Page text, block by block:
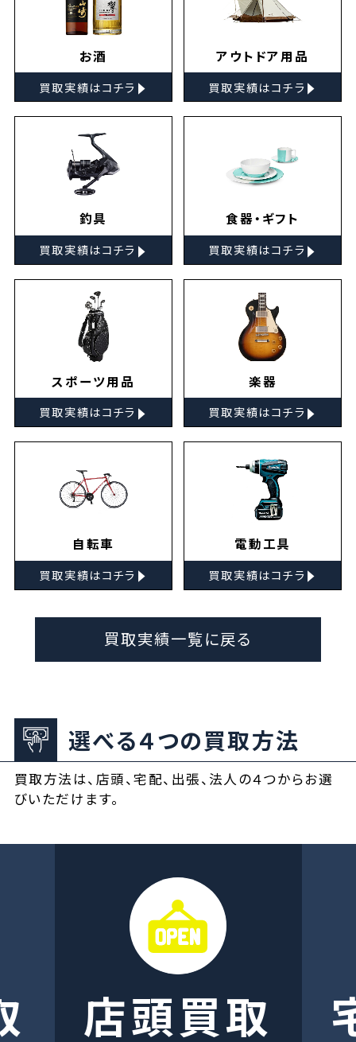
お酒
買取実績はコチラ ▸
アウトドア用品
買取実績はコチラ ▸
釣具
買取実績はコチラ ▸
食器・ギフト
買取実績はコチラ ▸
スポーツ用品
買取実績はコチラ ▸
楽器
買取実績はコチラ ▸
自転車
買取実績はコチラ ▸
電動工具
買取実績はコチラ ▸
買取実績一覧に戻る
選べる４つの買取方法
買取方法は、店頭、宅配、出張、法人の４つからお選
びいただけます。
店頭買取